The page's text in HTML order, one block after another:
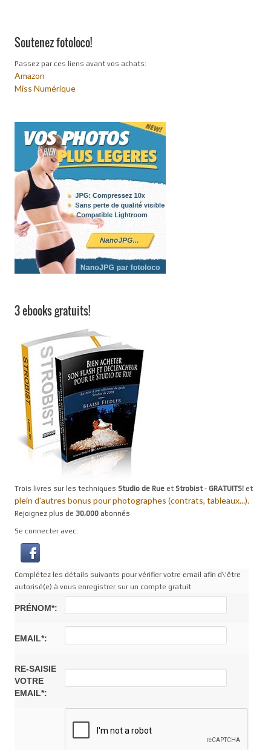
Soutenez fotoloco!
Passez par ces liens avant vos achats:
Amazon
Miss Numérique
3 ebooks gratuits!
Trois livres sur les techniques Studio de Rue et Strobist- GRATUITS! et
plein d'autres bonus pour photographes (contrats, tableaux...).
Rejoignez plus de 30,000 abonnés
Se connecter avec:
Complétez les détails suivants pour vérifier votre email afin d\'être
autorisé(e) à vous enregistrer sur un compte gratuit.
PRÉNOM*:
EMAIL*:
RE-SAISIE
VOTRE
EMAIL*: